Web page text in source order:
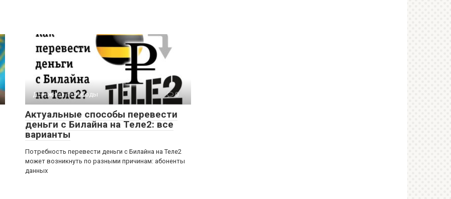
Денежные переводы 0
Актуальные способы перевести
деньги с Билайна на Теле2: все
варианты
Потребность перевести деньги с Билайна на Теле2
может возникнуть по разными причинам: абоненты
данных